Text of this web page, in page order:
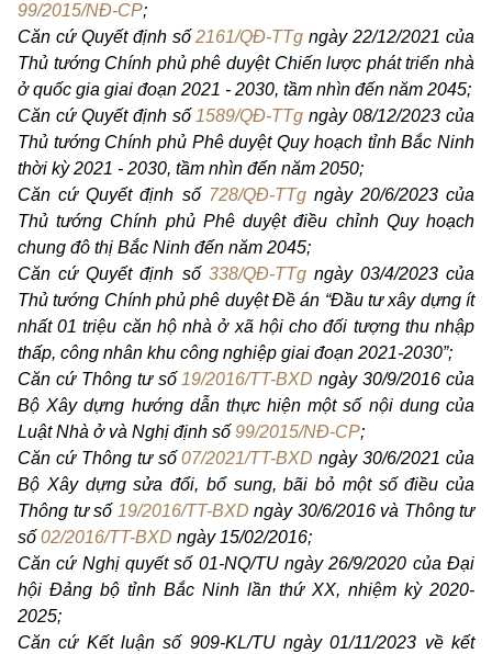
99/2015/NĐ-CP;
Căn cứ Quyết định số2161/QĐ-TTg ngày 22/12/2021 của
Thủ tướng Chính phủ phê duyệt Chiến lược phát triển nhà
ở quốc gia giai đoạn 2021 - 2030, tầm nhìn đến năm 2045;
Căn cứ Quyết định số 1589/QĐ-TTg ngày 08/12/2023 của
Thủ tướng Chính phủ Phê duyệt Quy hoạch tỉnh Bắc Ninh
thời kỳ 2021 - 2030, tầm nhìn đến năm 2050;
Căn cứ Quyết định số 728/QĐ-TTgngày 20/6/2023 của
Thủ tướng Chính phủ Phê duyệt điều chỉnh Quy hoạch
chung đô thị Bắc Ninh đến năm 2045;
Căn cứ Quyết định số 338/QĐ-TTgngày 03/4/2023 của
Thủ tướng Chính phủ phê duyệt Đề án “Đầu tư xây dựng ít
nhất 01 triệu căn hộ nhà ở xã hội cho đối tượng thu nhập
thấp, công nhân khu công nghiệp giai đoạn 2021-2030”;
Căn cứ Thông tư số 19/2016/TT-BXD ngày 30/9/2016 của
Bộ Xây dựng hướng dẫn thực hiện một số nội dung của
Luật Nhà ở và Nghị định số 99/2015/NĐ-CP;
Căn cứ Thông tư số07/2021/TT-BXD ngày 30/6/2021 của
Bộ Xây dựng sửa đổi, bổ sung, bãi bỏ một số điều của
Thông tư số 19/2016/TT-BXD ngày 30/6/2016 và Thông tư
số 02/2016/TT-BXD ngày 15/02/2016;
Căn cứ Nghị quyết số 01-NQ/TU ngày 26/9/2020 của Đại
hội Đảng bộ tỉnh Bắc Ninh lần thứ XX, nhiệm kỳ 2020-
2025;
Căn cứ Kết luận số 909-KL/TU ngày 01/11/2023 về kết